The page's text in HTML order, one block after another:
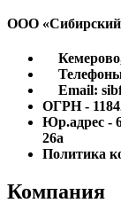
ООО «Сибирский
Email:
ОГРН -
Юр.адрес -
26а
Политика
Компания